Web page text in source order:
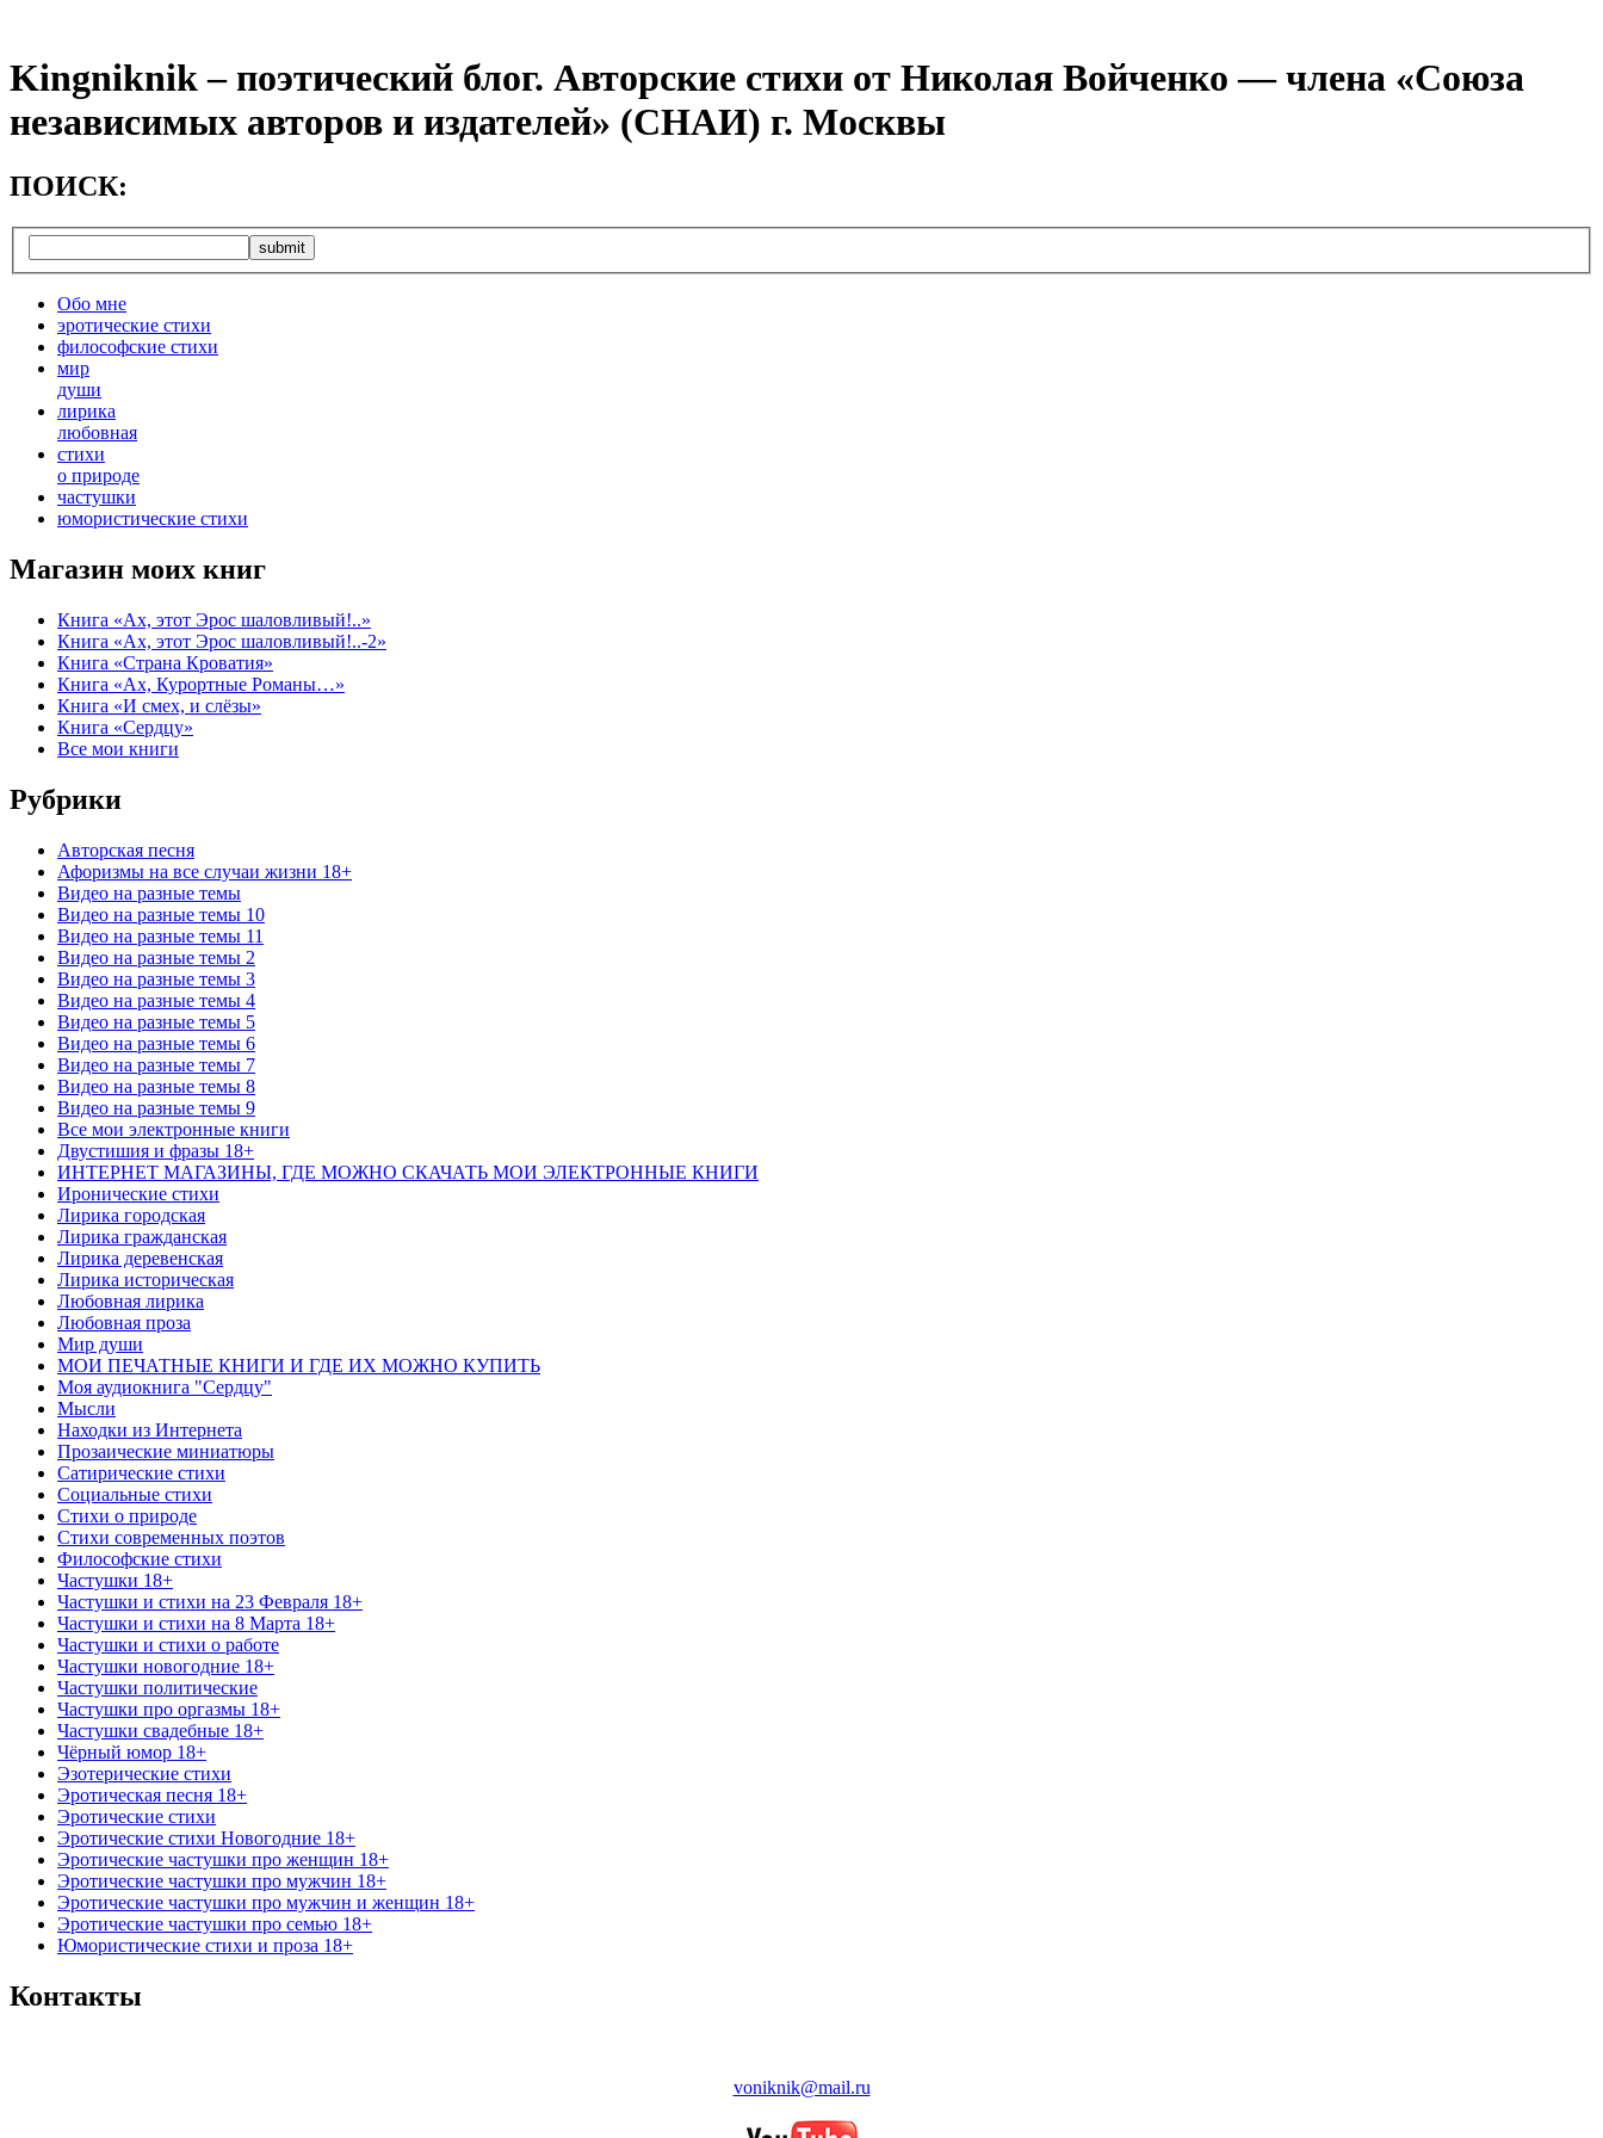
Kingniknik – поэтический блог. Авторские стихи от Николая Войченко — члена «Союза
независимых авторов и издателей» (СНАИ) г. Москвы
ПОИСК:
Обо мне
эротические стихи
философские стихи
мир
души
лирика
любовная
cтихи
о природе
частушки
юмористические стихи
Магазин моих книг
Книга «Ах, этот Эрос шаловливый!..»
Книга «Ах, этот Эрос шаловливый!..-2»
Книга «Страна Кроватия»
Книга «Ах, Курортные Романы…»
Книга «И смех, и слёзы»
Книга «Сердцу»
Все мои книги
Рубрики
Авторская песня
Афоризмы на все случаи жизни 18+
Видео на разные темы
Видео на разные темы 10
Видео на разные темы 11
Видео на разные темы 2
Видео на разные темы 3
Видео на разные темы 4
Видео на разные темы 5
Видео на разные темы 6
Видео на разные темы 7
Видео на разные темы 8
Видео на разные темы 9
Все мои электронные книги
Двустишия и фразы 18+
ИНТЕРНЕТ МАГАЗИНЫ, ГДЕ МОЖНО СКАЧАТЬ МОИ ЭЛЕКТРОННЫЕ КНИГИ
Иронические стихи
Лирика городская
Лирика гражданская
Лирика деревенская
Лирика историческая
Любовная лирика
Любовная проза
Мир души
МОИ ПЕЧАТНЫЕ КНИГИ И ГДЕ ИХ МОЖНО КУПИТЬ
Моя аудиокнига "Сердцу"
Мысли
Находки из Интернета
Прозаические миниатюры
Сатирические стихи
Социальные стихи
Стихи о природе
Стихи современных поэтов
Философские стихи
Частушки 18+
Частушки и стихи на 23 Февраля 18+
Частушки и стихи на 8 Марта 18+
Частушки и стихи о работе
Частушки новогодние 18+
Частушки политические
Частушки про оргазмы 18+
Частушки свадебные 18+
Чёрный юмор 18+
Эзотерические стихи
Эротическая песня 18+
Эротические стихи
Эротические стихи Новогодние 18+
Эротические частушки про женщин 18+
Эротические частушки про мужчин 18+
Эротические частушки про мужчин и женщин 18+
Эротические частушки про семью 18+
Юмористические стихи и проза 18+
Контакты
voniknik@mail.ru